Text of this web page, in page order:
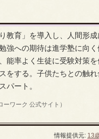
教育」を導入し、人間形
強への期待は進学塾に向
能率よく生徒に受験対策
をする。子供たちとの触
パート。
ーワーク 公式サイト）
情報提供元: 13